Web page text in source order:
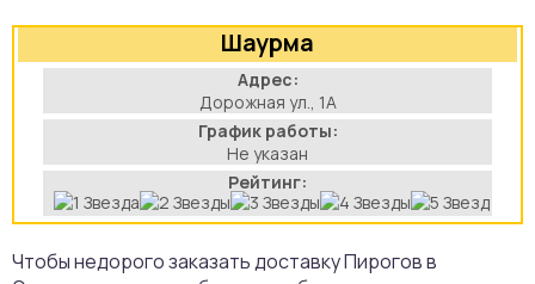
Шаурма
Адрес:
Дорожная ул., 1А
График работы:
Не указан
Рейтинг:
Чтобы недорого заказать доставку Пирогов в